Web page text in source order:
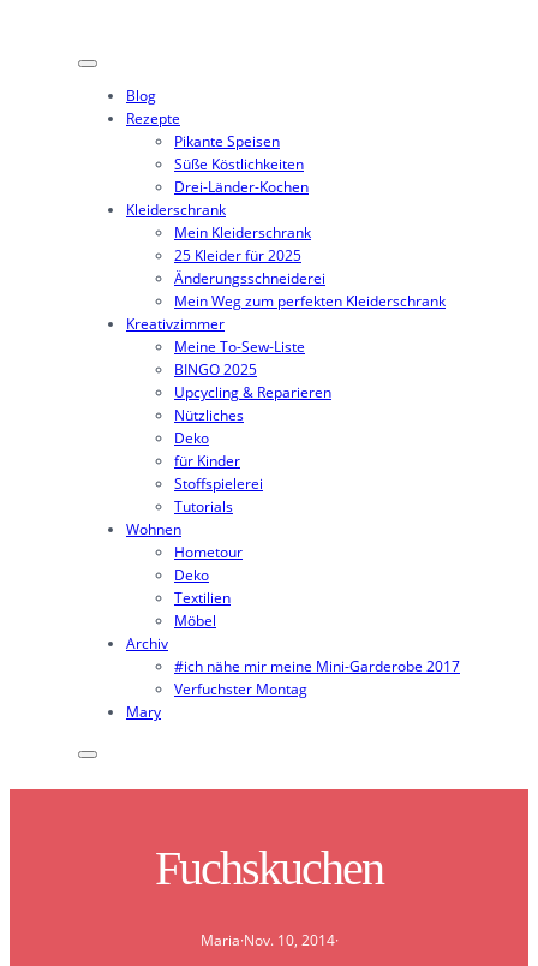
Blog
Rezepte
Pikante Speisen
Süße Köstlichkeiten
Drei-Länder-Kochen
Kleiderschrank
Mein Kleiderschrank
25 Kleider für 2025
Änderungsschneiderei
Mein Weg zum perfekten Kleiderschrank
Kreativzimmer
Meine To-Sew-Liste
BINGO 2025
Upcycling & Reparieren
Nützliches
Deko
für Kinder
Stoffspielerei
Tutorials
Wohnen
Hometour
Deko
Textilien
Möbel
Archiv
#ich nähe mir meine Mini-Garderobe 2017
Verfuchster Montag
Mary
Fuchskuchen
Maria·Nov. 10, 2014·